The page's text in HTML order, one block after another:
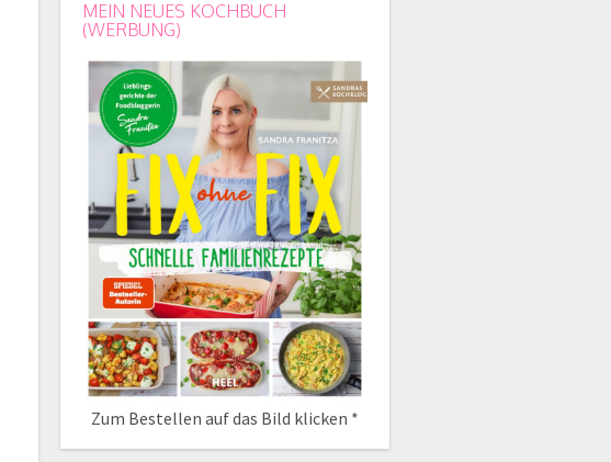
MEIN NEUES KOCHBUCH
(WERBUNG)
Zum Bestellen auf das Bild klicken *